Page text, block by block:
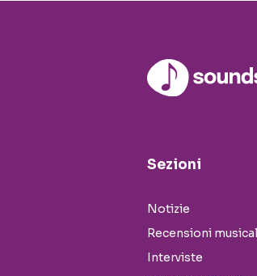
Sezioni
Notizie
Recensioni
Interviste